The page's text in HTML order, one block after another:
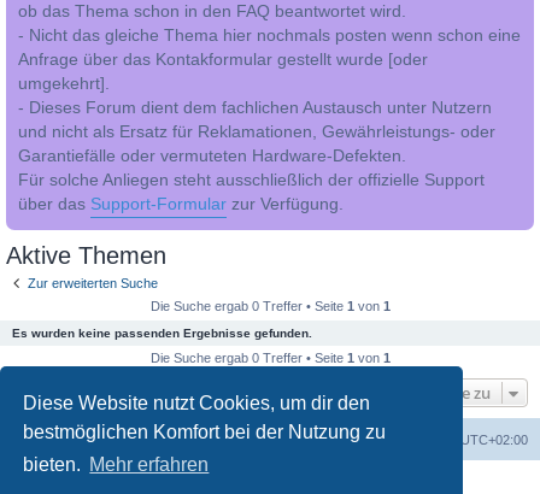
Diese Website nutzt Cookies, um dir den
bestmöglichen Komfort bei der Nutzung zu
bieten. Mehr erfahren
ob das Thema schon in den FAQ beantwortet wird.
- Nicht das gleiche Thema hier nochmals posten wenn schon eine
Anfrage über das Kontakformular gestellt wurde [oder
umgekehrt].
- Dieses Forum dient dem fachlichen Austausch unter Nutzern
und nicht als Ersatz für Reklamationen, Gewährleistungs- oder
Garantiefälle oder vermuteten Hardware-Defekten.
Für solche Anliegen steht ausschließlich der offizielle Support
über das Support-Formular zur Verfügung.
Aktive Themen
Zur erweiterten Suche
Die Suche ergab 0 Treffer • Seite 1 von 1
Es wurden keine passenden Ergebnisse gefunden.
Die Suche ergab 0 Treffer • Seite 1 von 1
Gehe zu
Foren-Übersicht Alle Zeiten sind UTC+02:00
Alle Cookies löschen